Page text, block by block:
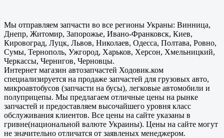
Мы отправляем запчасти во все регионы Украны: Винница,
Днепр, Житомир, Запорожье, Ивано-Франковск, Киев,
Кировоград, Луцк, Львов, Николаев, Одесса, Полтава, Ровно,
Сумы, Тернополь, Ужгород, Харьков, Херсон, Хмельницкий,
Черкассы, Чернигов, Черновцы.
Интернет магазин автозапчастей Ходовик.ком
специализируется на продаже запчастей для грузовых авто,
микроавтобусов (запчасти на бусы), легковые автомобили и
полуприцепы. Мы предлагаем отличные цены на рынке
запчастей и предоставляем высочайшего уровня класс
обслуживания клиентов. Все цены на сайте указаны в
гривне(национальной валюте Украины). Цены на сайте могут
не значительно отличатся от заявленых менеджером.